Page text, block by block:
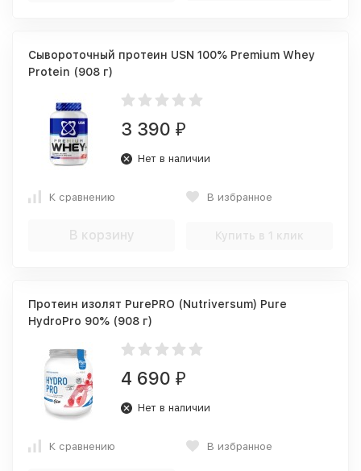
Сывороточный протеин USN 100% Premium Whey
Protein (908 г)
3 390 ₽
Нет в наличии
К сравнению В избранное
В корзину Купить в 1 клик
Протеин изолят PurePRO (Nutriversum) Pure
HydroPro 90% (908 г)
4 690 ₽
Нет в наличии
К сравнению В избранное